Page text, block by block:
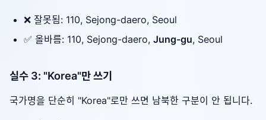
❌ 잘못됨: 110, Sejong-daero, Seoul
✅ 올바름: 110, Sejong-daero, Jung-gu, Seoul
실수 3: "Korea"만 쓰기
국가명을 단순히 "Korea"로만 쓰면 남북한 구분이 안 됩니다.